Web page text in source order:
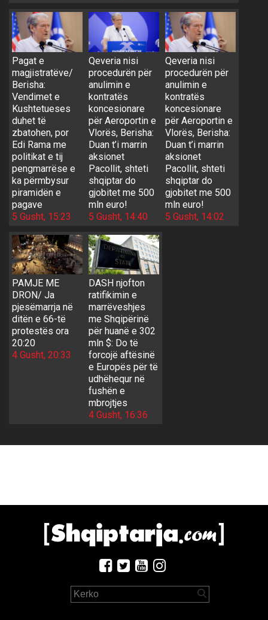
Pagat e
magjistratëve/
Berisha:
Vendimet e
Kushtetueses
duhet të
zbatohen, por
Edi Rama me
politikat e tij
pengmarrëse e
ka përmbysur
piramidën e
pagave
5 Gusht, 15:23
Qeveria nisi
procedurën për
anulimin e
kontratës
koncesionare
për Aeroportin e
Vlorës, Berisha:
Duan t’i marrin
aksionet
Pacollit, shteti
shqiptar do
gjobitet me 500
mln euro!
5 Gusht, 14:40
Qeveria nisi
procedurën për
anulimin e
kontratës
koncesionare
për Aeroportin e
Vlorës, Berisha:
Duan t’i marrin
aksionet
Pacollit, shteti
shqiptar do
gjobitet me 500
mln euro!
5 Gusht, 14:02
PAMJE ME
DRON/ Ja
pjesëmarrja në
ditën e 66-të
protestës ora
20:20
4 Gusht, 20:33
DASH njofton
ratifikimin e
marrëveshjes
me Shqipërinë
për huanë e 302
mln $: Do të
forcojë aftësinë
e Europës për të
udhëhequr në
fushën e
mbrojtjes
4 Gusht, 16:36